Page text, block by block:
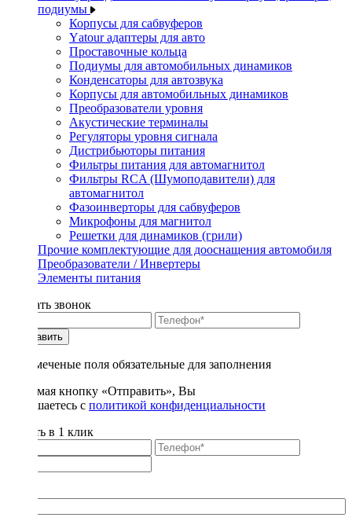
подиумы
Корпусы для сабвуферов
Yаtour адаптеры для авто
Проставочные кольца
Подиумы для автомобильных динамиков
Конденсаторы для автозвука
Корпусы для автомобильных динамиков
Преобразователи уровня
Акустические терминалы
Регуляторы уровня сигнала
Дистрибьюторы питания
Фильтры питания для автомагнитол
Фильтры RCA (Шумоподавители) для
автомагнитол
Фазоинверторы для сабвуферов
Микрофоны для магнитол
Решетки для динамиков (грили)
Прочие комплектующие для дооснащения автомобиля
Преобразователи / Инвертеры
Элементы питания
Заказать звонок
Отправить
* - отмеченые поля обязательные для заполнения
Нажимая кнопку «Отправить», Вы
соглашаетесь с политикой конфиденциальности
Купить в 1 клик